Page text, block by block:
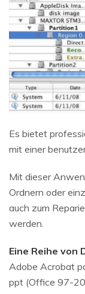
Es bietet
mit einer
Mit dieser
Ordnern oder
auch zum
werden.
Eine Reihe
Adobe Acrobat
ppt (Office 97-